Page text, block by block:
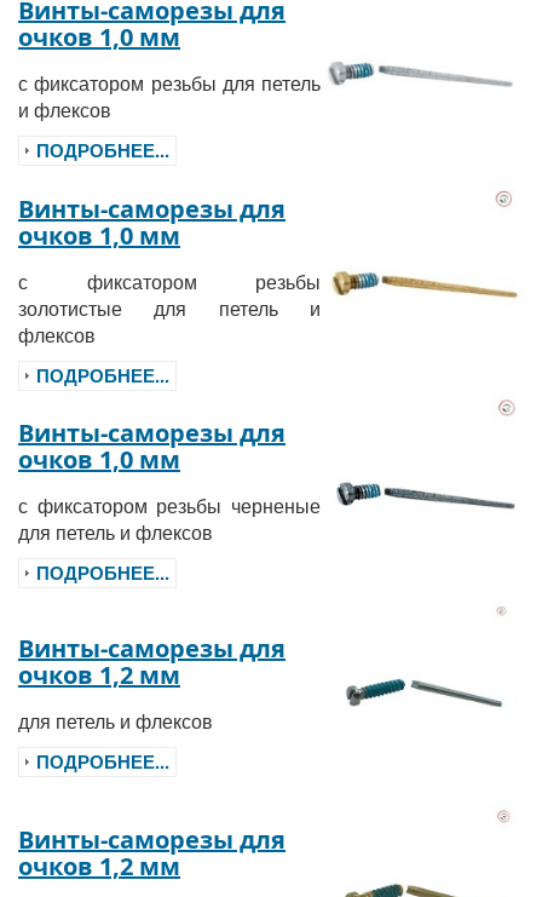
Винты-саморезы для
очков 1,0 мм
с фиксатором резьбы для петель
и флексов
ПОДРОБНЕЕ...
Винты-саморезы для
очков 1,0 мм
с фиксатором резьбы
золотистые для петель и
флексов
ПОДРОБНЕЕ...
Винты-саморезы для
очков 1,0 мм
с фиксатором резьбы черненые
для петель и флексов
ПОДРОБНЕЕ...
Винты-саморезы для
очков 1,2 мм
для петель и флексов
ПОДРОБНЕЕ...
Винты-саморезы для
очков 1,2 мм